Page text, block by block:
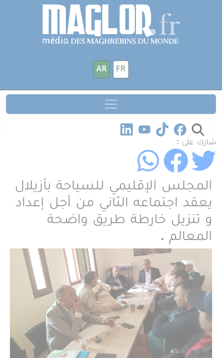
تجاوز إلى المحتوى الرئيسي
FR
AR
شارك على :
المجلس الإقليمي للسياحة بأزيلال
يعقد اجتماعه الثاني من أجل إعداد
و تنزيل خارطة طريق واضحة
المعالم .
لوحة إدارة ملفات تعريف الارتباط